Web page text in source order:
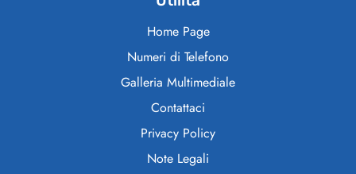
Home Page
Numeri di Telefono
Galleria Multimediale
Contattaci
Privacy Policy
Note Legali